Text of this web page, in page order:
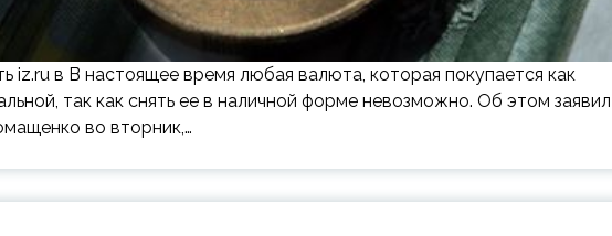
в В настоящее время любая валюта, которая покупается как
так как снять ее в наличной форме невозможно. Об этом заявил
во вторник,…